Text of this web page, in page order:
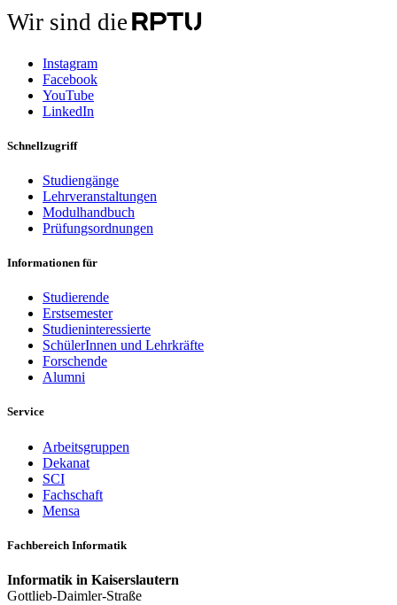
Wir sind die
Instagram
Facebook
YouTube
LinkedIn
Schnellzugriff
Studiengänge
Lehrveranstaltungen
Modulhandbuch
Prüfungsordnungen
Informationen für
Studierende
Erstsemester
Studieninteressierte
SchülerInnen und Lehrkräfte
Forschende
Alumni
Service
Arbeitsgruppen
Dekanat
SCI
Fachschaft
Mensa
Fachbereich Informatik
Informatik in Kaiserslautern
Gottlieb-Daimler-Straße